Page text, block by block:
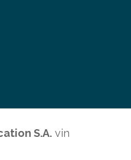
S.A. vin